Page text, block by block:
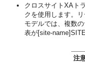
クロスサイトXAト
クを使用します。
モデルでは、複数
表が[site-
注